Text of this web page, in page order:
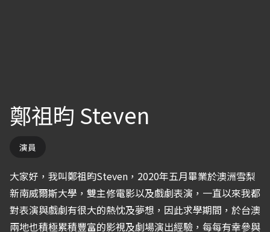
鄭祖昀 Steven
演員
大家好，我叫鄭祖昀Steven，2020年五月畢業於澳洲雪梨
新南威爾斯大學，雙主修電影以及戲劇表演，一直以來我都
對表演與戲劇有很大的熱忱及夢想，因此求學期間，於台澳
兩地也積極累積豐富的影視及劇場演出經驗，每每有幸參與